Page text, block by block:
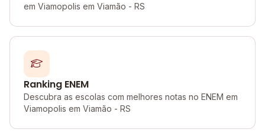
em Viamopolis em Viamão - RS
Ranking ENEM
Descubra as escolas com melhores notas no ENEM em
Viamopolis em Viamão - RS